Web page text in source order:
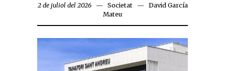
2 de juliol del 2026 Societat
David García
Mateu